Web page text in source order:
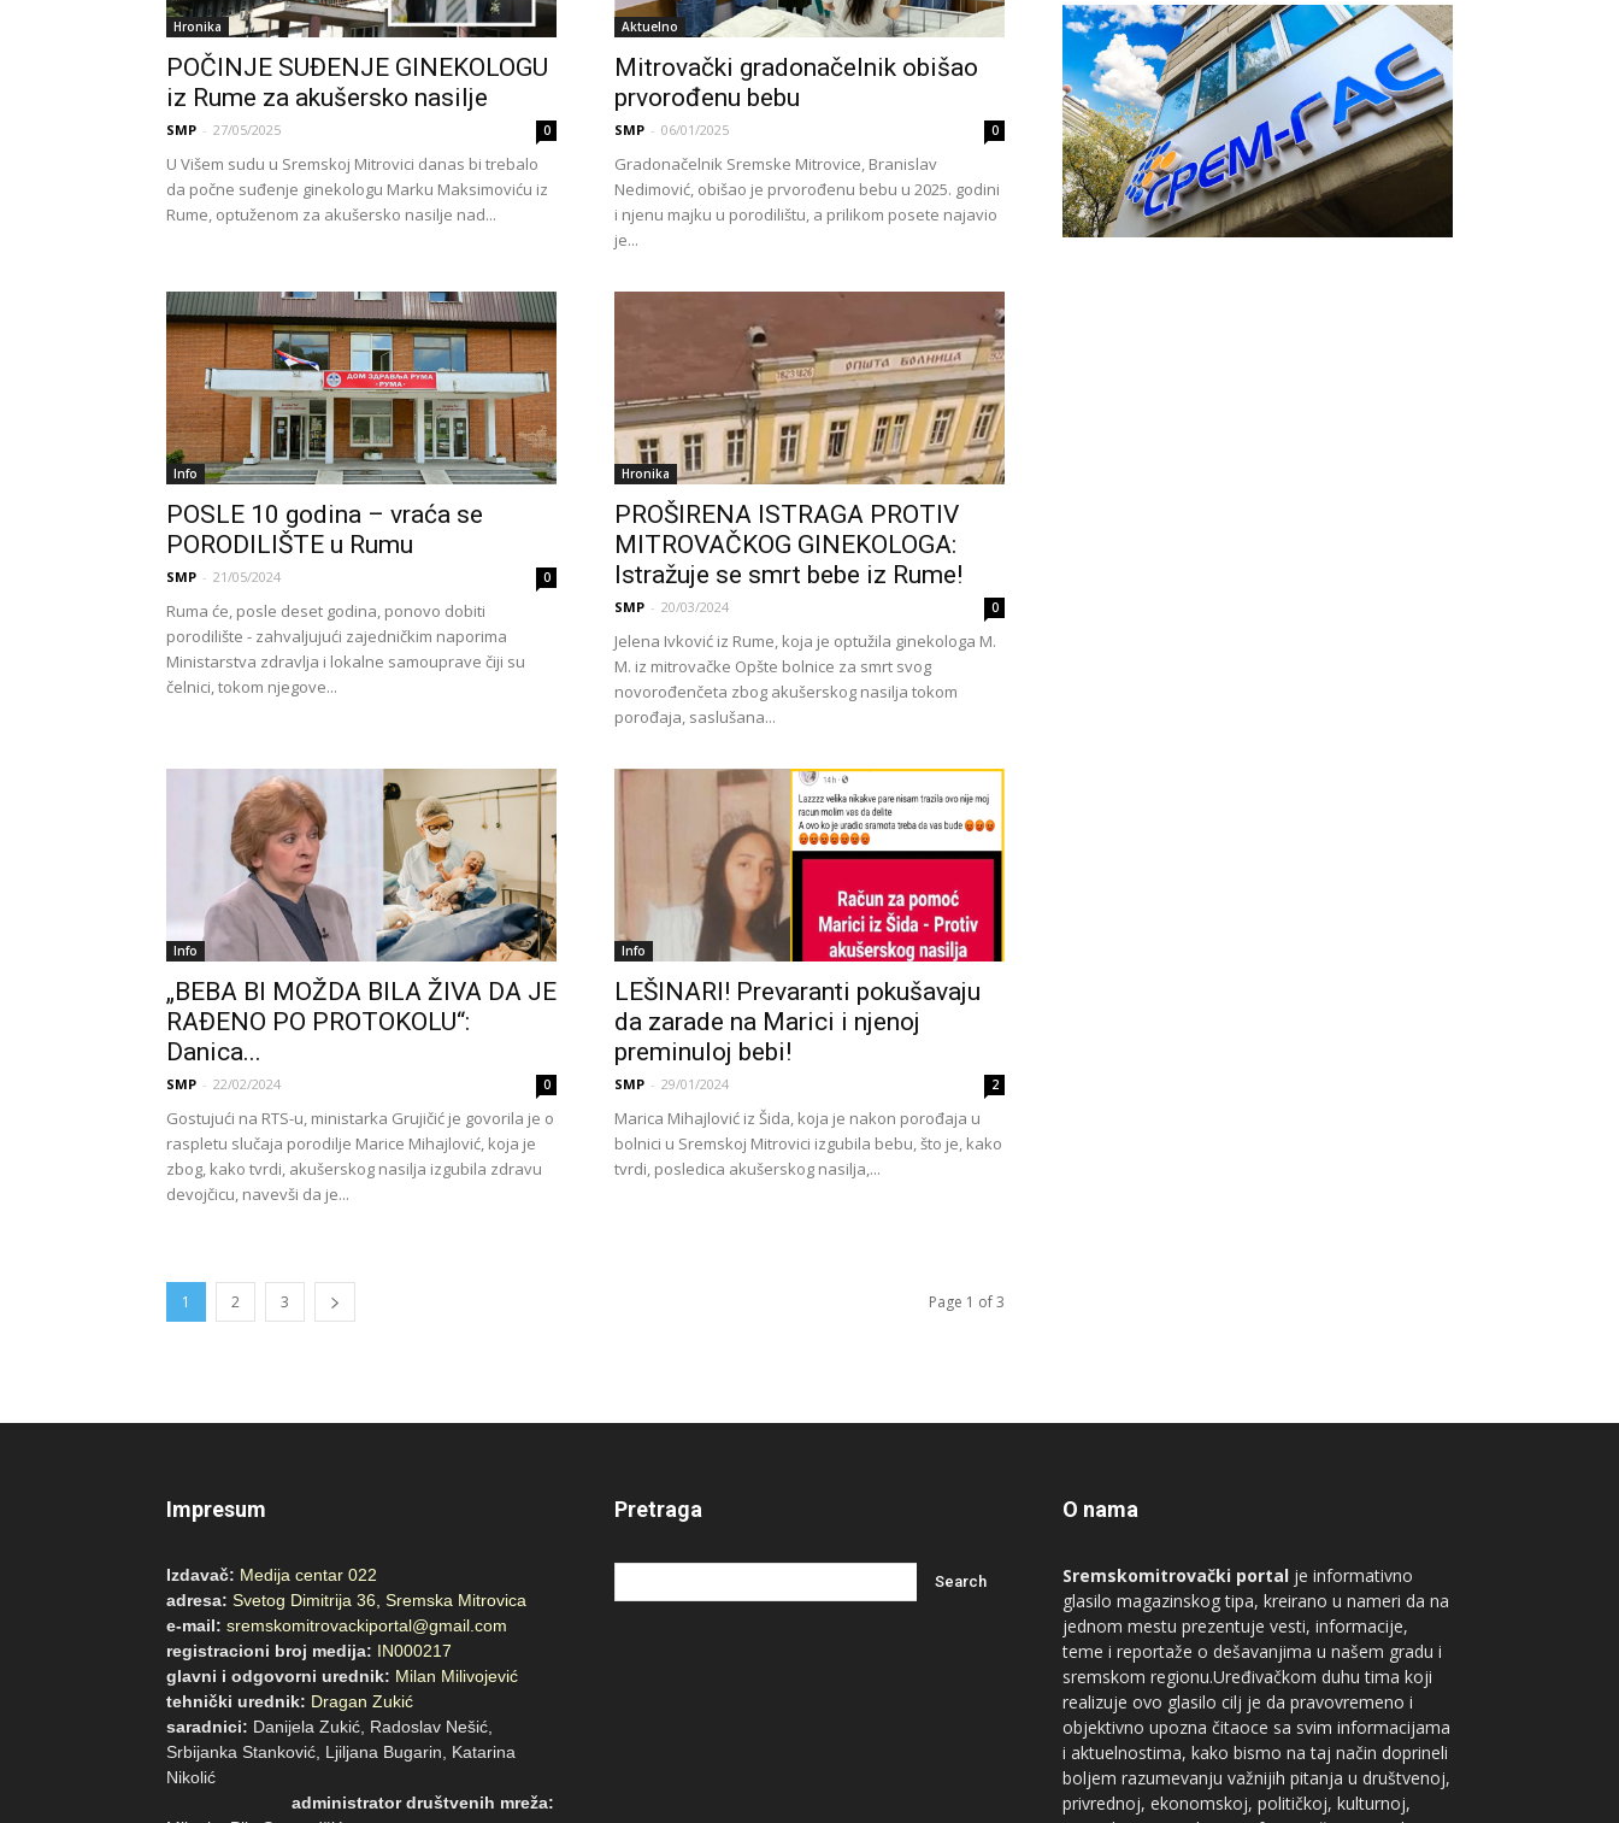
Hronika
POČINJE SUĐENJE GINEKOLOGU
iz Rume za akušersko nasilje
SMP - 27/05/2025 0
U Višem sudu u Sremskoj Mitrovici danas bi trebalo
da počne suđenje ginekologu Marku Maksimoviću iz
Rume, optuženom za akušersko nasilje nad...
Aktuelno
Mitrovački gradonačelnik obišao
prvorođenu bebu
SMP - 06/01/2025 0
Gradonačelnik Sremske Mitrovice, Branislav
Nedimović, obišao je prvorođenu bebu u 2025. godini
i njenu majku u porodilištu, a prilikom posete najavio
je...
Info
POSLE 10 godina – vraća se
PORODILIŠTE u Rumu
SMP - 21/05/2024 0
Ruma će, posle deset godina, ponovo dobiti
porodilište - zahvaljujući zajedničkim naporima
Ministarstva zdravlja i lokalne samouprave čiji su
čelnici, tokom njegove...
Hronika
PROŠIRENA ISTRAGA PROTIV
MITROVAČKOG GINEKOLOGA:
Istražuje se smrt bebe iz Rume!
SMP - 20/03/2024 0
Jelena Ivković iz Rume, koja je optužila ginekologa M.
M. iz mitrovačke Opšte bolnice za smrt svog
novorođenčeta zbog akušerskog nasilja tokom
porođaja, saslušana...
Info
„BEBA BI MOŽDA BILA ŽIVA DA JE
RAĐENO PO PROTOKOLU“:
Danica...
SMP - 22/02/2024 0
Gostujući na RTS-u, ministarka Grujičić je govorila je o
raspletu slučaja porodilje Marice Mihajlović, koja je
zbog, kako tvrdi, akušerskog nasilja izgubila zdravu
devojčicu, navevši da je...
Info
LEŠINARI! Prevaranti pokušavaju
da zarade na Marici i njenoj
preminuloj bebi!
SMP - 29/01/2024 2
Marica Mihajlović iz Šida, koja je nakon porođaja u
bolnici u Sremskoj Mitrovici izgubila bebu, što je, kako
tvrdi, posledica akušerskog nasilja,...
1 2 3 Page 1 of 3
Impresum
Izdavač: Medija centar 022
adresa: Svetog Dimitrija 36, Sremska Mitrovica
e-mail: sremskomitrovackiportal@gmail.com
registracioni broj medija: IN000217
glavni i odgovorni urednik: Milan Milivojević
tehnički urednik: Dragan Zukić
saradnici: Danijela Zukić, Radoslav Nešić,
Srbijanka Stanković, Ljiljana Bugarin, Katarina
Nikolić
administrator društvenih mreža:
Pretraga O nama
Sremskomitrovački portal je informativno
glasilo magazinskog tipa, kreirano u nameri da na
jednom mestu prezentuje vesti, informacije,
teme i reportaže o dešavanjima u našem gradu i
sremskom regionu.Uređivačkom duhu tima koji
realizuje ovo glasilo cilj je da pravovremeno i
objektivno upozna čitaoce sa svim informacijama
i aktuelnostima, kako bismo na taj način doprineli
boljem razumevanju važnijih pitanja u društvenoj,
privrednoj, ekonomskoj, političkoj, kulturnoj,